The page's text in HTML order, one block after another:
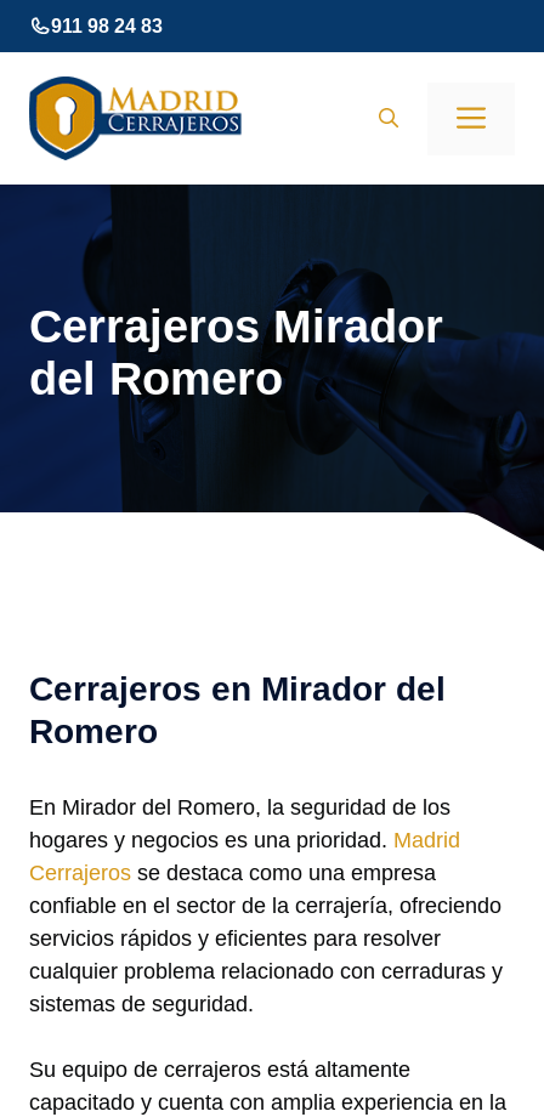
Saltar
al
contenido
911 98 24 83
Cerrajeros Mirador
del Romero
Cerrajeros en Mirador del
Romero
En Mirador del Romero, la seguridad de los
hogares y negocios es una prioridad. Madrid
Cerrajeros se destaca como una empresa
confiable en el sector de la cerrajería, ofreciendo
servicios rápidos y eficientes para resolver
cualquier problema relacionado con cerraduras y
sistemas de seguridad.
Su equipo de cerrajeros está altamente
capacitado y cuenta con amplia experiencia en la